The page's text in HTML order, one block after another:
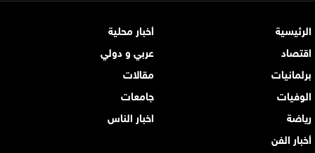
الرئيسية
أخبار محلية
اقتصاد
عربي و دولي
برلمانيات
مقالات
الوفيات
جامعات
رياضة
اخبار الناس
أخبار الفن